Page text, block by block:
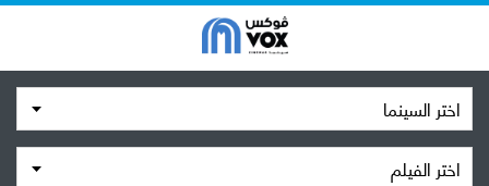
اختر السينما
اختر الفيلم